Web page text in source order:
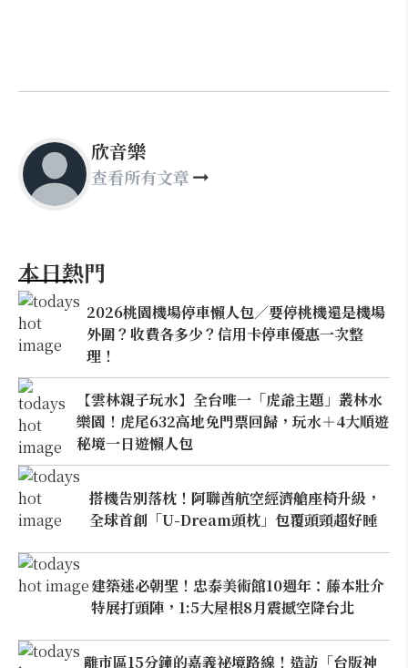
欣音樂
查看所有文章
本日熱門
2026桃園機場停車懶人包／要停桃機還是機場
外圍？收費各多少？信用卡停車優惠一次整
理！
【雲林親子玩水】全台唯一「虎爺主題」叢林水
樂園！虎尾632高地免門票回歸，玩水＋4大順遊
秘境一日遊懶人包
搭機告別落枕！阿聯酋航空經濟艙座椅升級，
全球首創「U-Dream頭枕」包覆頭頸超好睡
建築迷必朝聖！忠泰美術館10週年：藤本壯介
特展打頭陣，1:5大屋根8月震撼空降台北
離市區15分鐘的嘉義祕境路線！造訪「台版神